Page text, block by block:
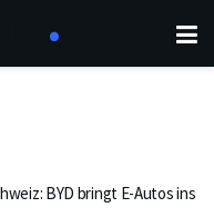
BYD bringt E-Autos ins